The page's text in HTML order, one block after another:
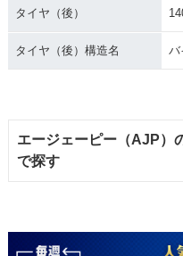
タイヤ（後）
タイヤ（後）構造名 バ
エージェーピー（AJP）
で探す